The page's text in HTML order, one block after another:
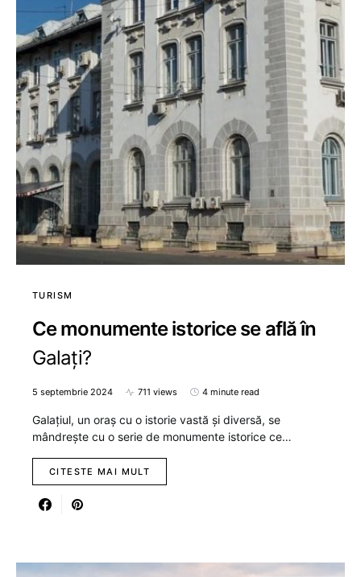
TURISM
Ce monumente istorice se află în
Galați?
5 septembrie 2024 711 views 4 minute read
Galațiul, un oraș cu o istorie vastă și diversă, se
mândrește cu o serie de monumente istorice ce…
CITESTE MAI MULT